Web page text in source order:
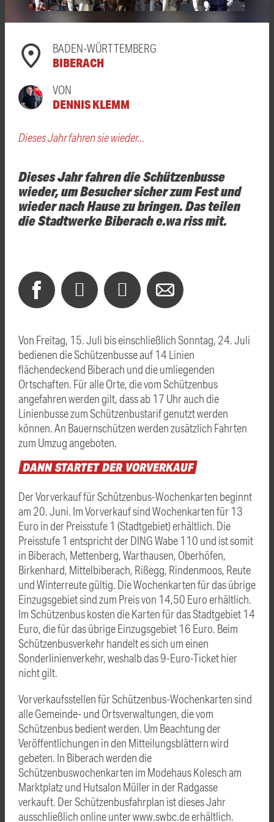
BADEN-WÜRTTEMBERG
BIBERACH
VON
DENNIS KLEMM
Dieses Jahr fahren sie wieder...
Dieses Jahr fahren die Schützenbusse
wieder, um Besucher sicher zum Fest und
wieder nach Hause zu bringen. Das teilen
die Stadtwerke Biberach e.wa riss mit.
Von Freitag, 15. Juli bis einschließlich Sonntag, 24. Juli
bedienen die Schützenbusse auf 14 Linien
flächendeckend Biberach und die umliegenden
Ortschaften. Für alle Orte, die vom Schützenbus
angefahren werden gilt, dass ab 17 Uhr auch die
Linienbusse zum Schützenbustarif genutzt werden
können. An Bauernschützen werden zusätzlich Fahrten
zum Umzug angeboten.
DANNSTARTETDER VORVERKAUF
Der Vorverkauf für Schützenbus-Wochenkarten beginnt
am 20. Juni. Im Vorverkauf sind Wochenkarten für 13
Euro in der Preisstufe 1 (Stadtgebiet) erhältlich. Die
Preisstufe 1 entspricht der DING Wabe 110 und ist somit
in Biberach, Mettenberg, Warthausen, Oberhöfen,
Birkenhard, Mittelbiberach, Rißegg, Rindenmoos, Reute
und Winterreute gültig. Die Wochenkarten für das übrige
Einzugsgebiet sind zum Preis von 14,50 Euro erhältlich.
Im Schützenbus kosten die Karten für das Stadtgebiet 14
Euro, die für das übrige Einzugsgebiet 16 Euro. Beim
Schützenbusverkehr handelt es sich um einen
Sonderlinienverkehr, weshalb das 9-Euro-Ticket hier
nicht gilt.
Vorverkaufsstellen für Schützenbus-Wochenkarten sind
alle Gemeinde- und Ortsverwaltungen, die vom
Schützenbus bedient werden. Um Beachtung der
Veröffentlichungen in den Mitteilungsblättern wird
gebeten. In Biberach werden die
Schützenbuswochenkarten im Modehaus Kolesch am
Marktplatz und Hutsalon Müller in der Radgasse
verkauft. Der Schützenbusfahrplan ist dieses Jahr
ausschließlich online unter www.swbc.de erhältlich.